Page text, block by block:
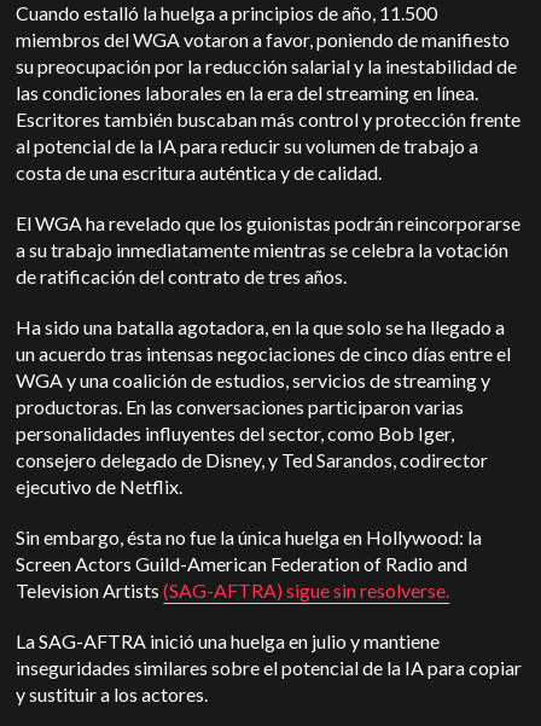
Cuando estalló la huelga a principios de año, 11.500
miembros del WGA votaron a favor, poniendo de manifiesto
su preocupación por la reducción salarial y la inestabilidad de
las condiciones laborales en la era del streaming en línea.
Escritorestambién buscaban más control y protección frente
al potencial de la IA para reducir su volumen de trabajo a
costa de una escritura auténtica y de calidad.
El WGA ha revelado que los guionistas podrán reincorporarse
a su trabajo inmediatamente mientras se celebra la votación
de ratificación del contrato de tres años.
Ha sido una batalla agotadora, en la que solo se ha llegado a
un acuerdo tras intensas negociaciones de cinco días entre el
WGA y una coalición de estudios, servicios de streaming y
productoras. En las conversaciones participaron varias
personalidades influyentes del sector, como Bob Iger,
consejero delegado de Disney, y Ted Sarandos, codirector
ejecutivo de Netflix.
Sin embargo, ésta no fue la única huelga en Hollywood: la
Screen Actors Guild-American Federation of Radio and
Television Artists(SAG-AFTRA) sigue sin resolverse.
La SAG-AFTRA inició una huelga en julio y mantiene
inseguridades similares sobre el potencial de la IA para copiar
y sustituir a los actores.